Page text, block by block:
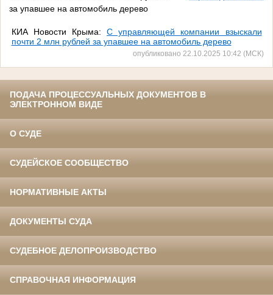
за упавшее на автомобиль дерево
КИА Новости Крыма: С управляющей компании взыскали
почти 2 млн рублей за упавшее на автомобиль дерево
опубликовано 22.10.2025 10:42 (МСК)
ПОДАЧА ПРОЦЕССУАЛЬНЫХ ДОКУМЕНТОВ В
ЭЛЕКТРОННОМ ВИДЕ
О СУДЕ
СУДЕЙСКОЕ СООБЩЕСТВО
НОРМАТИВНЫЕ АКТЫ
ДОКУМЕНТЫ СУДА
СУДЕБНОЕ ДЕЛОПРОИЗВОДСТВО
СПРАВОЧНАЯ ИНФОРМАЦИЯ